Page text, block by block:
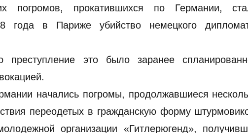
погромов, прокатившихся по Германии,
года в Париже убийство немецкого
преступление это было заранее
начались погромы, продолжавшиеся
переодетых в гражданскую форму
организации «Гитлерюгенд»,